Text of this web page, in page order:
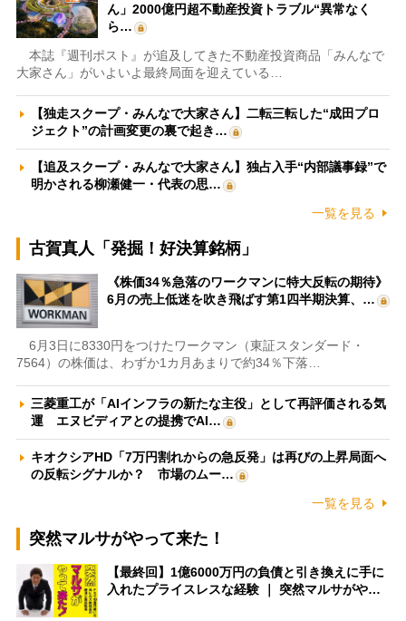
ん」2000億円超不動産投資トラブル“異常なく
ら…
本誌『週刊ポスト』が追及してきた不動産投資商品「みんなで
大家さん」がいよいよ最終局面を迎えている…
【独走スクープ・みんなで大家さん】二転三転した“成田プロ
ジェクト”の計画変更の裏で起き…
【追及スクープ・みんなで大家さん】独占入手“内部議事録”で
明かされる柳瀬健一・代表の思…
一覧を見る
古賀真人「発掘！好決算銘柄」
《株価34％急落のワークマンに特大反転の期待》
6月の売上低迷を吹き飛ばす第1四半期決算、…
6月3日に8330円をつけたワークマン（東証スタンダード・
7564）の株価は、わずか1カ月あまりで約34％下落…
三菱重工が「AIインフラの新たな主役」として再評価される気
運 エヌビディアとの提携でAI…
キオクシアHD「7万円割れからの急反発」は再びの上昇局面へ
の反転シグナルか？ 市場のムー…
一覧を見る
突然マルサがやって来た！
【最終回】1億6000万円の負債と引き換えに手に
入れたプライスレスな経験 ｜ 突然マルサがや…